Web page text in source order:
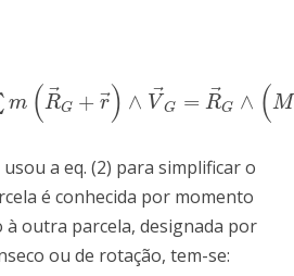
m (R⃗
G + r ⃗
) ∧ V⃗
G = R⃗
G ∧ (M
G+r →)∧V → G=R → G∧( MV →G) =R →G
a eq. (2) para simplificar o
é conhecida por momento
outra parcela, designada por
ou de rotação, tem-se: